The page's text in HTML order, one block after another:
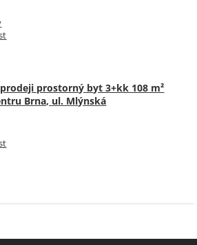
prostorný byt 3+kk 108 m²
Brna, ul. Mlýnská